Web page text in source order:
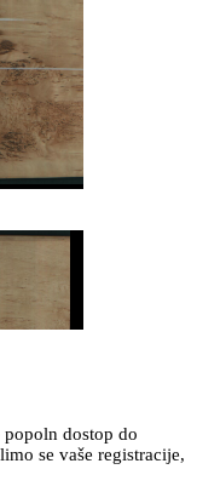
dostop do
se vaše registracije,